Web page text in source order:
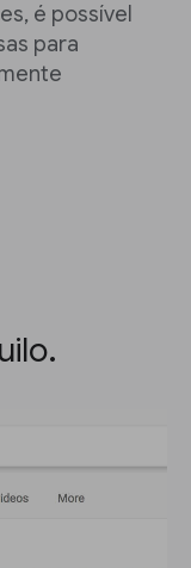
é possível
para